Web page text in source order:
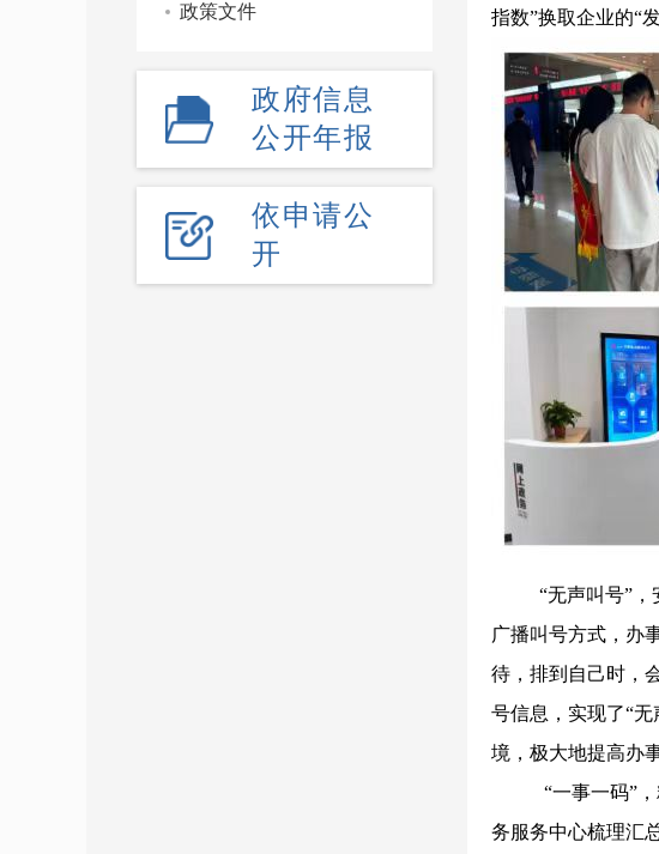
政策文件
政府信息
公开年报
依申请公
开
指数”换取企业的“
“无声叫号”
广播叫号方式，办
待，排到自己时，
号信息，实现了“
境，极大地提高办
“一事一码”
务服务中心梳理汇